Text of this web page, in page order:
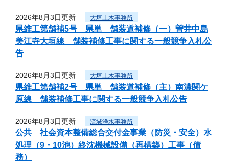
2026年8月3日更新 大垣土木事務所
県維工第舗補5号 県単 舗装道補修（一）曽井中島
美江寺大垣線 舗装補修工事に関する一般競争入札公
告
2026年8月3日更新 大垣土木事務所
県維工第舗補2号 県単 舗装道補修（主）南濃関ケ
原線 舗装補修工事に関する一般競争入札公告
2026年8月3日更新 流域浄水事務所
公共 社会資本整備総合交付金事業（防災・安全）水
処理（9・10池）終沈機械設備（再構築）工事（債
務）